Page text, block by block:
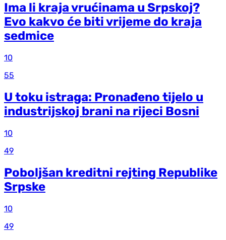
Ima li kraja vrućinama u Srpskoj?
Evo kakvo će biti vrijeme do kraja
sedmice
10
55
U toku istraga: Pronađeno tijelo u
industrijskoj brani na rijeci Bosni
10
49
Poboljšan kreditni rejting Republike
Srpske
10
49